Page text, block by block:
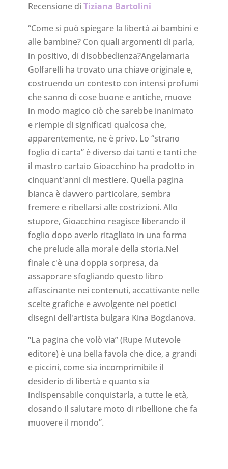
Recensione di Tiziana Bartolini
“Come si può spiegare la libertà ai bambini e
alle bambine? Con quali argomenti di parla,
in positivo, di disobbedienza?Angelamaria
Golfarelli ha trovato una chiave originale e,
costruendo un contesto con intensi profumi
che sanno di cose buone e antiche, muove
in modo magico ciò che sarebbe inanimato
e riempie di significati qualcosa che,
apparentemente, ne è privo. Lo “strano
foglio di carta” è diverso dai tanti e tanti che
il mastro cartaio Gioacchino ha prodotto in
cinquant'anni di mestiere. Quella pagina
bianca è davvero particolare, sembra
fremere e ribellarsi alle costrizioni. Allo
stupore, Gioacchino reagisce liberando il
foglio dopo averlo ritagliato in una forma
che prelude alla morale della storia.Nel
finale c'è una doppia sorpresa, da
assaporare sfogliando questo libro
affascinante nei contenuti, accattivante nelle
scelte grafiche e avvolgente nei poetici
disegni dell'artista bulgara Kina Bogdanova.
“La pagina che volò via” (Rupe Mutevole
editore) è una bella favola che dice, a grandi
e piccini, come sia incomprimibile il
desiderio di libertà e quanto sia
indispensabile conquistarla, a tutte le età,
dosando il salutare moto di ribellione che fa
muovere il mondo”.